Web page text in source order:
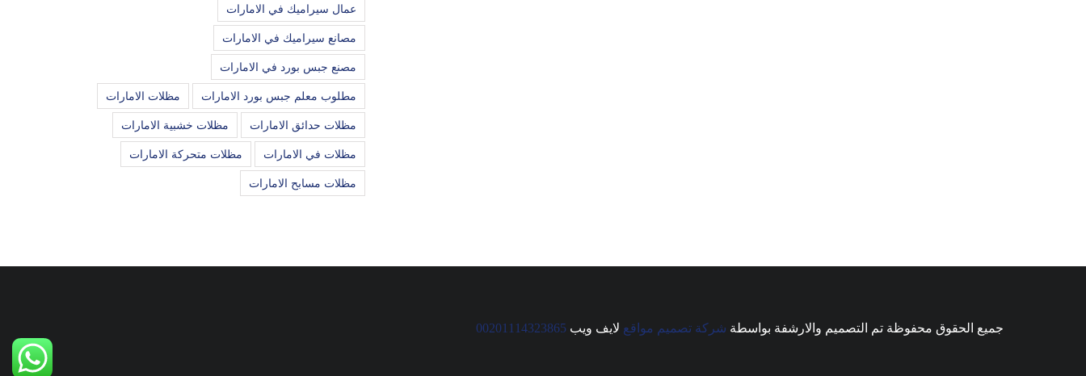
عمال سيراميك في الامارات
مصانع سيراميك في الامارات
مصنع جبس بورد في الامارات
مطلوب معلم جبس بورد الامارات مظلات الامارات
مظلات حدائق الامارات مظلات خشبية الامارات
مظلات في الامارات مظلات متحركة الامارات
مظلات مسابح الامارات
جميع الحقوق محفوظة تم التصميم والارشفة بواسطة شركة تصميم مواقع لايف ويب 00201114323865